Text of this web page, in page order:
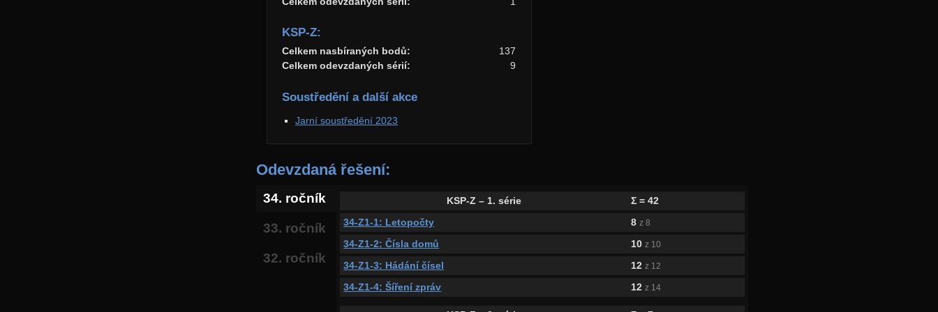
KSP-Z:
Celkem nasbíraných bodů:
137
Celkem odevzdaných sérií:
9
Soustředění a další akce
Jarní soustředění 2023
Odevzdaná řešení:
34. ročník
33. ročník
32. ročník
KSP-Z – 1. série
Σ = 42
34-Z1-1: Letopočty
8 z 8
34-Z1-2: Čísla domů 10 z 10
34-Z1-3: Hádání čísel 12 z 12
34-Z1-4: Šíření zpráv 12 z 14